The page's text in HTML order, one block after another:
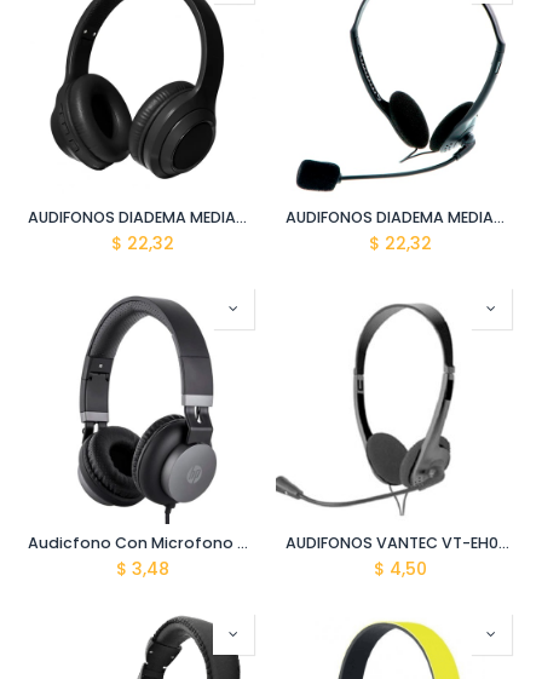
AUDIFONOS DIADEMA MEDIACOM WIRED M-HS40905 NEGRO EXTRA BASS JACK 3.5
$ 22,32
AUDIFONOS DIADEMA MEDIACOM WIRED M-HS40908 NEGRO EXTRA BASS JACK 3.5MM
$ 22,32
Audicfono Con Microfono Con Cable KD-AU10266
$ 3,48
AUDIFONOS VANTEC VT-EH001 (JTY-2048) BLANCO
$ 4,50